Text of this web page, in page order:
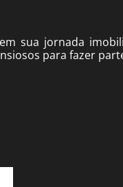
sua jornada
para fazer